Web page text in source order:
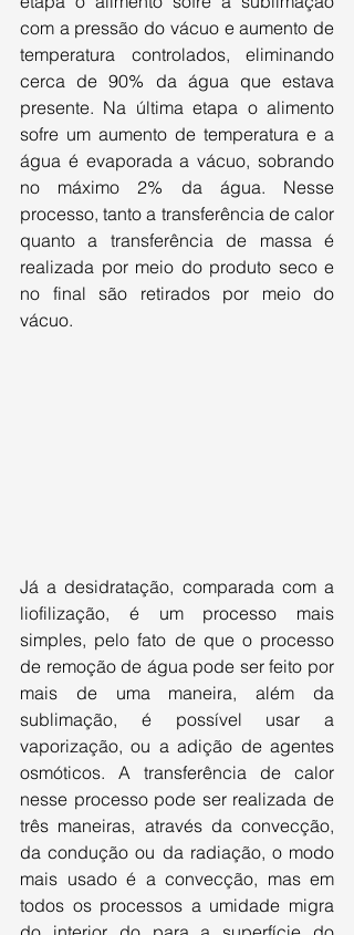
com a pressão do vácuo e aumento de
temperatura controlados, eliminando
cerca de 90% da água que estava
presente. Na última etapa o alimento
sofre um aumento de temperatura e a
água é evaporada a vácuo, sobrando
no máximo 2% da água. Nesse
processo, tanto a transferência de calor
quanto a transferência de massa é
realizada por meio do produto seco e
no final são retirados por meio do
vácuo.
Já a desidratação, comparada com a
liofilização, é um processo mais
simples, pelo fato de que o processo
de remoção de água pode ser feito por
mais de uma maneira, além da
sublimação, é possível usar a
vaporização, ou a adição de agentes
osmóticos. A transferência de calor
nesse processo pode ser realizada de
três maneiras, através da convecção,
da condução ou da radiação, o modo
mais usado é a convecção, mas em
todos os processos a umidade migra